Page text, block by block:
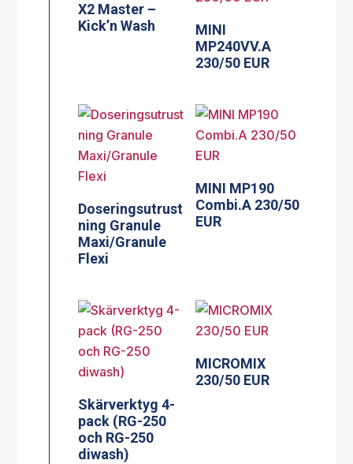
X2 Master –
Kick’n Wash
MINI
MP240VV.A
230/50 EUR
Doseringsutrust
ning Granule
Maxi/Granule
Flexi
MINI MP190
Combi.A 230/50
EUR
Skärverktyg 4-
pack (RG-250
och RG-250
diwash)
MICROMIX
230/50 EUR